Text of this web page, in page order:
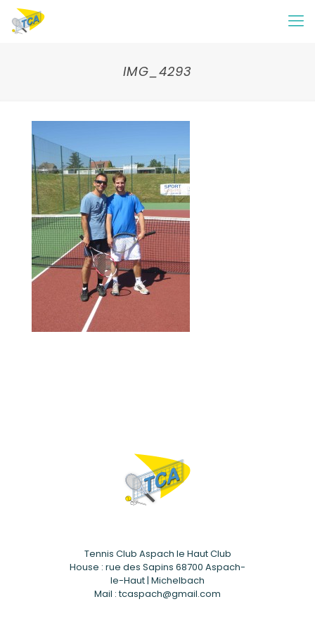
IMG_4293
Tennis Club Aspach le Haut Club
House : rue des Sapins 68700 Aspach-
le-Haut | Michelbach
Mail : tcaspach@gmail.com